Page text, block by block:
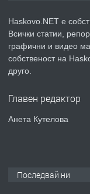
ПРЕДЛАГА
Haskovo.NET е
Всички статии,
графични и видео
собственост на
друго.
Главен редактор
Анета Кутелова
Последвай ни